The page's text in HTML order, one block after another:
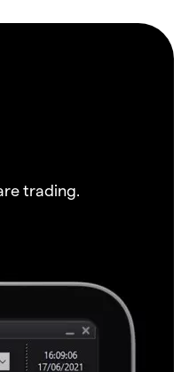
trading.